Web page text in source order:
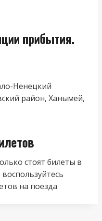
прибытия.
Ненецкий
район, Ханымей,
стоят билеты в
на поезда